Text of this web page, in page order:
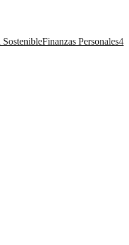
SostenibleFinanzas Personales4